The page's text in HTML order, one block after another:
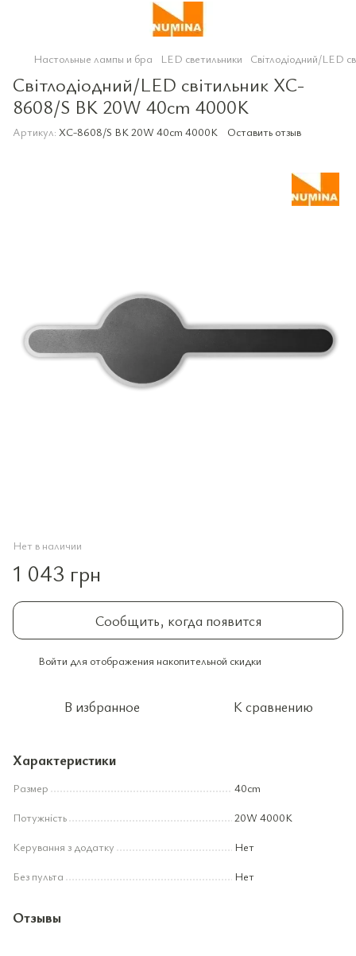
Настольные лампы и бра LED светильники Світлодіодний/LED
Світлодіодний/LED світильник XC-
8608/S BK 20W 40cm 4000K
Артикул: XC-8608/S BK 20W 40cm 4000K Оставить отзыв
Нет в наличии
1 043 грн
Сообщить, когда появится
Войти для отображения накопительной скидки
В избранное К сравнению
Характеристики
Размер
40cm
Потужність
20W 4000K
Керування з додатку
Нет
Без пульта
Нет
Отзывы